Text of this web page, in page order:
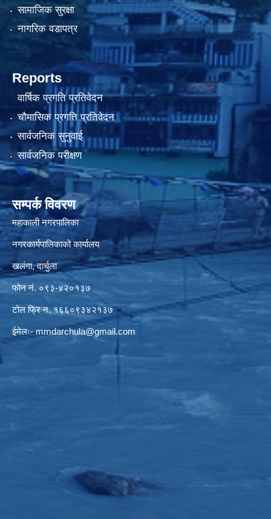
सामाजिक सुरक्षा
नागरिक वडापत्र
Reports
वार्षिक प्रगति प्रतिवेदन
चौमासिक प्रगति प्रतिवेदन
सार्वजनिक सुनुवाई
सार्वजनिक परीक्षण
सम्पर्क विवरण
महाकाली नगरपालिका
नगरकार्यपालिकाको कार्यालय
खलंगा, दार्चुला
फोन नं. ०९३-४२०१३७
टोल फ्रि न. १६६०९३४२१३७
ईमेलः-mmdarchula@gmail.com